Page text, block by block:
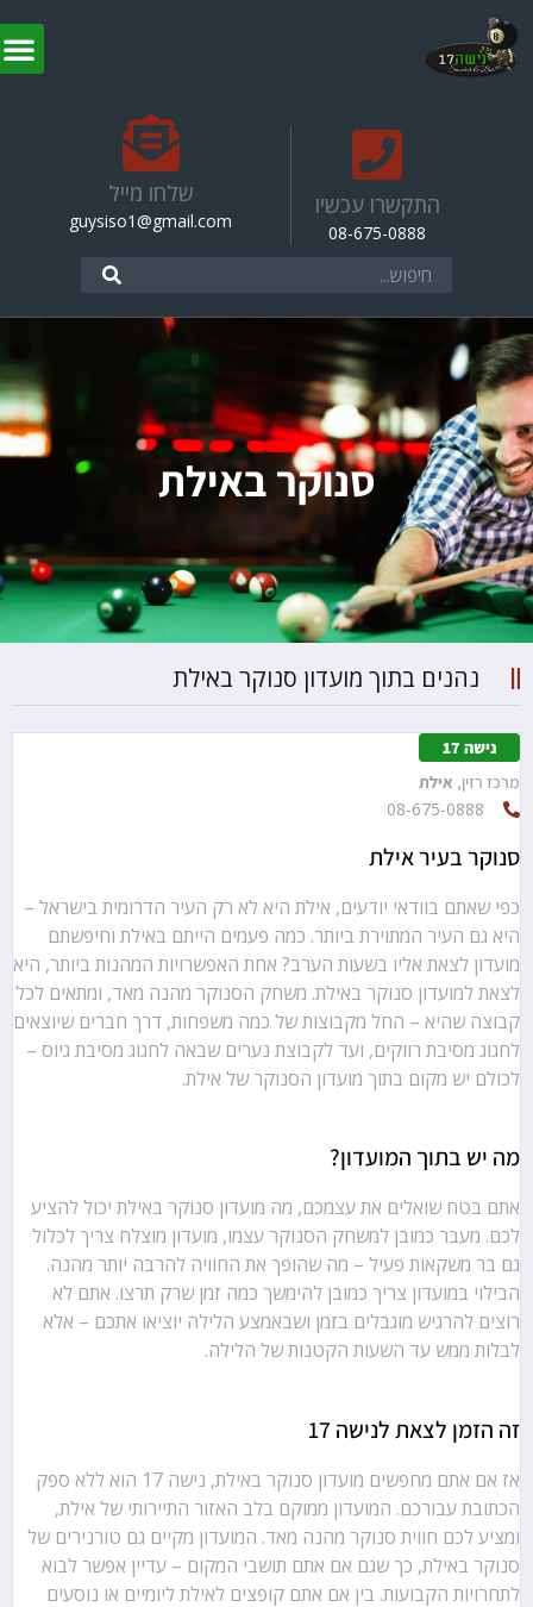
התקשרו עכשיו
08-675-0888
שלחו מייל
guysiso1@gmail.com
סנוקר באילת
נהנים בתוך מועדון סנוקר באילת
נישה 17
מרכז רזין‏,אילת‏
08-675-0888
סנוקר בעיר אילת
כפי שאתם בוודאי יודעים, אילת היא לא רק העיר הדרומית בישראל –
היא גם העיר המתוירת ביותר. כמה פעמים הייתם באילת וחיפשתם
מועדון לצאת אליו בשעות הערב? אחת האפשרויות המהנות ביותר, היא
לצאת למועדון סנוקר באילת. משחק הסנוקר מהנה מאד, ומתאים לכל
קבוצה שהיא – החל מקבוצות של כמה משפחות, דרך חברים שיוצאים
לחגוג מסיבת רווקים, ועד לקבוצת נערים שבאה לחגוג מסיבת גיוס –
לכולם יש מקום בתוך מועדון הסנוקר של אילת.
מה יש בתוך המועדון?
אתם בטח שואלים את עצמכם, מה מועדון סנוקר באילת יכול להציע
לכם. מעבר כמובן למשחק הסנוקר עצמו, מועדון מוצלח צריך לכלול
גם בר משקאות פעיל – מה שהופך את החוויה להרבה יותר מהנה.
הבילוי במועדון צריך כמובן להימשך כמה זמן שרק תרצו. אתם לא
רוצים להרגיש מוגבלים בזמן ושבאמצע הלילה יוציאו אתכם – אלא
לבלות ממש עד השעות הקטנות של הלילה.
זה הזמן לצאת לנישה 17
אז אם אתם מחפשים מועדון סנוקר באילת, נישה 17 הוא ללא ספק
הכתובת עבורכם. המועדון ממוקם בלב האזור התיירותי של אילת,
ומציע לכם חווית סנוקר מהנה מאד. המועדון מקיים גם טורנירים של
סנוקר באילת, כך שגם אם אתם תושבי המקום – עדיין אפשר לבוא
לתחרויות הקבועות. בין אם אתם קופצים לאילת ליומיים או נוסעים